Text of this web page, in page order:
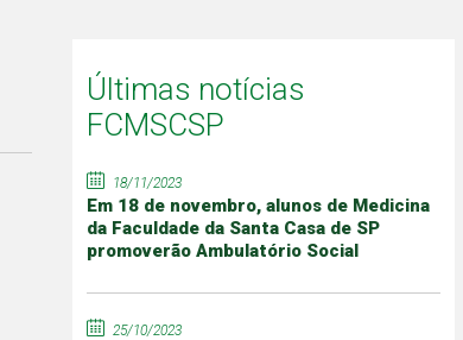
Últimas notícias
FCMSCSP
18/11/2023
Em 18 de novembro, alunos de Medicina
da Faculdade da Santa Casa de SP
promoverão Ambulatório Social
25/10/2023